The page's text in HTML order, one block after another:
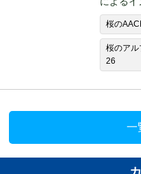
桜の
桜のア
26
一